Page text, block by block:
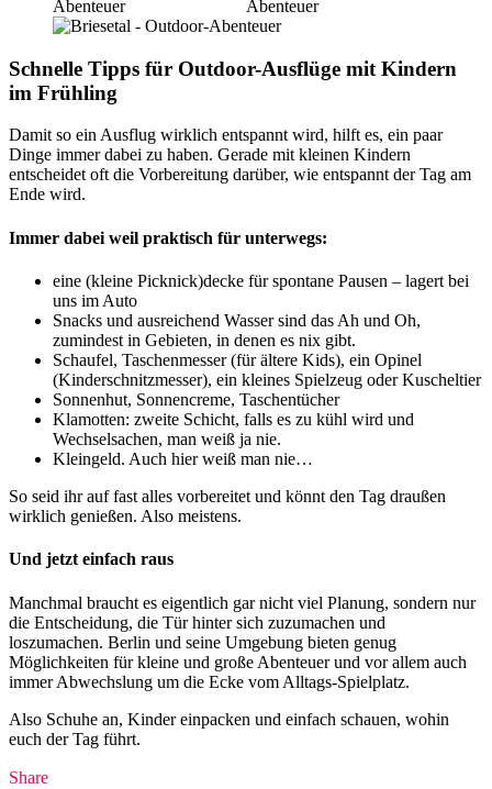
Schnelle Tipps für Outdoor-Ausflüge mit Kindern
im Frühling
Damit so ein Ausflug wirklich entspannt wird, hilft es, ein paar
Dinge immer dabei zu haben. Gerade mit kleinen Kindern
entscheidet oft die Vorbereitung darüber, wie entspannt der Tag am
Ende wird.
Immer dabei weil praktisch für unterwegs:
eine (kleine Picknick)decke für spontane Pausen – lagert bei
uns im Auto
Snacks und ausreichend Wasser sind das Ah und Oh,
zumindest in Gebieten, in denen es nix gibt.
Schaufel, Taschenmesser (für ältere Kids), ein Opinel
(Kinderschnitzmesser), ein kleines Spielzeug oder Kuscheltier
Sonnenhut, Sonnencreme, Taschentücher
Klamotten: zweite Schicht, falls es zu kühl wird und
Wechselsachen, man weiß ja nie.
Kleingeld. Auch hier weiß man nie…
So seid ihr auf fast alles vorbereitet und könnt den Tag draußen
wirklich genießen. Also meistens.
Und jetzt einfach raus
Manchmal braucht es eigentlich gar nicht viel Planung, sondern nur
die Entscheidung, die Tür hinter sich zuzumachen und
loszumachen. Berlin und seine Umgebung bieten genug
Möglichkeiten für kleine und große Abenteuer und vor allem auch
immer Abwechslung um die Ecke vom Alltags-Spielplatz.
Also Schuhe an, Kinder einpacken und einfach schauen, wohin
euch der Tag führt.
Share